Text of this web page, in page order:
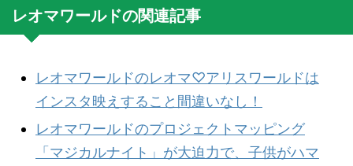
レオマワールドの関連記事
レオマワールドのレオマ♡アリスワールドは
インスタ映えすること間違いなし！
レオマワールドのプロジェクトマッピング
「マジカルナイト」が大迫力で、子供がハマ